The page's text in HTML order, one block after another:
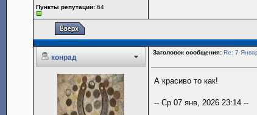
Пункты репутации:64
конрад
Заголовок сообщения: Re: 7
А красиво то как!
-- Ср 07 янв, 2026 23:14 --